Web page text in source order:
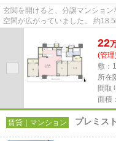
玄関を開けると、分譲マンショ
空間が広がっていました。 約
22
(管
敷：
所在
間取
面積
賃貸｜マンション プレミス